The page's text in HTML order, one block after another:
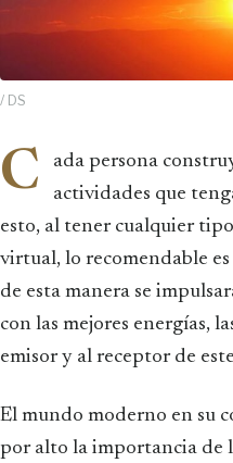
/ DS
C
ada persona
actividades que
esto, al tener cualquier
virtual, lo recomendable
de esta manera se
con las mejores energías,
emisor y al receptor de
El mundo moderno en su
por alto la importancia de